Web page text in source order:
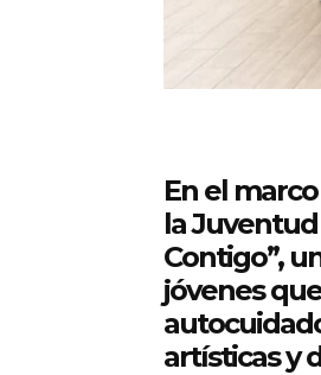
En el
la Juventud
Contigo”,
jóvenes
artísticas y